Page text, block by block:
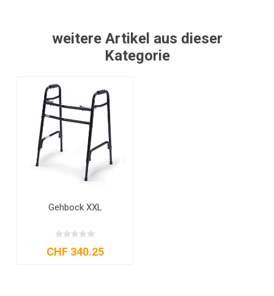
weitere Artikel aus dieser
Kategorie
Gehbock XXL
CHF 340.25